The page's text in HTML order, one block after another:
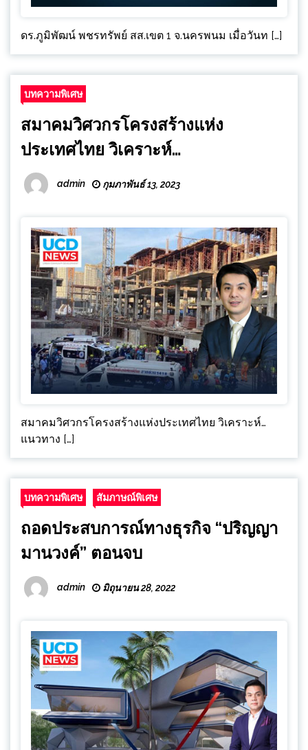
ดร.ภูมิพัฒน์ พชรทรัพย์ สส.เขต 1 จ.นครพนม เมื่อวันท […]
บทความพิเศษ
สมาคมวิศวกรโครงสร้างแห่ง
ประเทศไทย วิเคราะห์…
admin กุมภาพันธ์ 13, 2023
สมาคมวิศวกรโครงสร้างแห่งประเทศไทย วิเคราะห์…
แนวทาง […]
บทความพิเศษ สัมภาษณ์พิเศษ
ถอดประสบการณ์ทางธุรกิจ “ปริญญา
มานวงค์” ตอนจบ
admin มิถุนายน 28, 2022